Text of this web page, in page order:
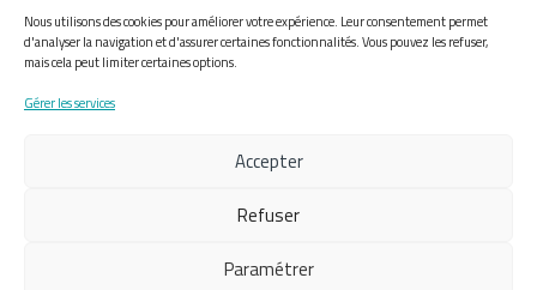
Nous utilisons des cookies pour améliorer votre expérience. Leur consentement permet
d'analyser la navigation et d'assurer certaines fonctionnalités. Vous pouvez les refuser,
mais cela peut limiter certaines options.
Gérer les services
Accepter
Refuser
Paramétrer
HORAIRES D’OUVERTURE
Du lundi au vendredi de 8h30 à 12h30 et de 13h30 à
Accessibilité
Confidentialité